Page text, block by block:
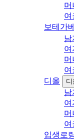
머
여
보테가
남
여
머
여
디올
남
여
머
여
입생로